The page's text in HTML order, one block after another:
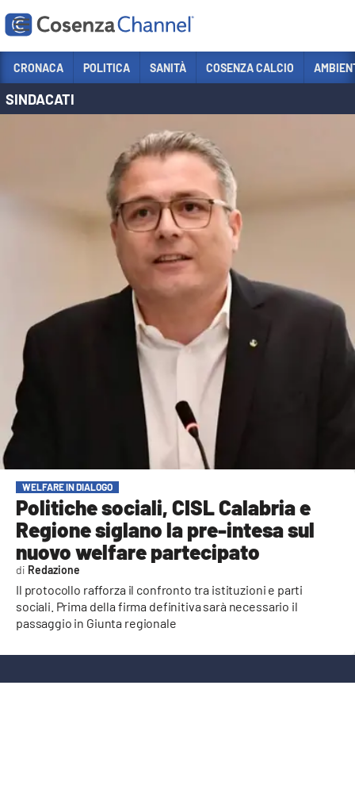
Sezioni
COSENZA CALCIO
ECONOMIA E LAVORO
CULTURA
AMBIENTE
LAC ONAIR
LaC
Network
LACPLAY.IT
LACTV.IT
LACONAIR.IT
LACITYMAG.IT
ILREGGINO.IT
CRONACA POLITICA SANITÀ COSENZA CALCIO
SINDACATI
WELFARE IN DIALOGO
Politiche sociali, CISL Calabria e
Regione siglano la pre-intesa sul
nuovo welfare partecipato
Il protocollo rafforza il confronto tra istituzioni e parti
sociali. Prima della firma definitiva sarà necessario il
passaggio in Giunta regionale
Redazione